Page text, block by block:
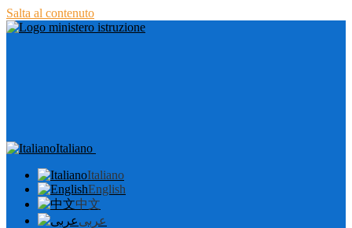
Salta al contenuto
Italiano
Italiano
English
中文
عربى